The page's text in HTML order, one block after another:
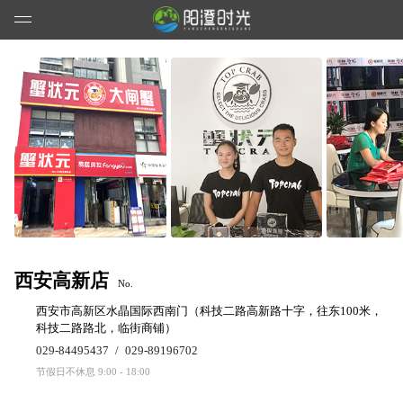
西安高新店 No.
西安市高新区水晶国际西南门（科技二路高新路十字，往东100米，
科技二路路北，临街商铺）
029-84495437 / 029-89196702
节假日不休息 9:00 - 18:00